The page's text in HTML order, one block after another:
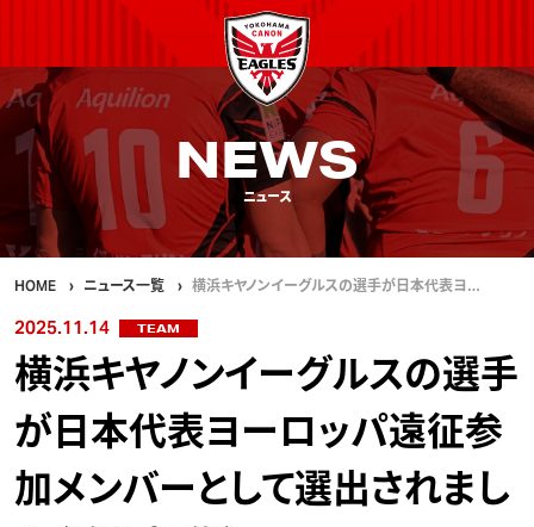
NEWS
ニュース
HOME ニュース一覧 横浜キヤノンイーグルスの選手が日本代表ヨ…
2025.11.14 TEAM
横浜キヤノンイーグルスの選手
が日本代表ヨーロッパ遠征参
加メンバーとして選出されまし